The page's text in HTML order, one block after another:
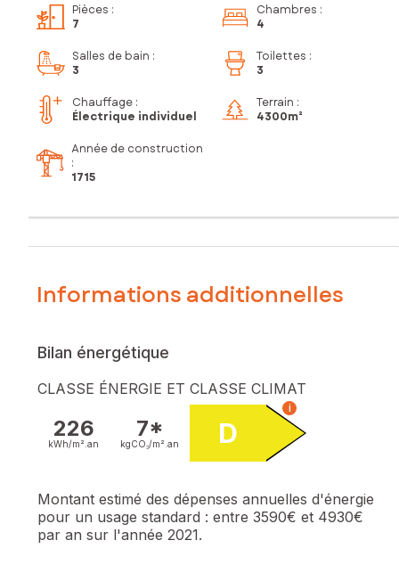
Pièces :
7
Chambres :
4
Salles de bain :
3
Toilettes :
3
Chauffage :
Électrique individuel
Terrain :
4 300m²
Année de construction
:
1715
Informations additionnelles
Bilan énergétique
CLASSE ÉNERGIE ET CLASSE CLIMAT
226
kWh/m². an
7*
kgCO₂/m². an D
i
Montant estimé des dépenses annuelles d'énergie
pour un usage standard : entre 3590€ et 4930€
par an sur l'année 2021.